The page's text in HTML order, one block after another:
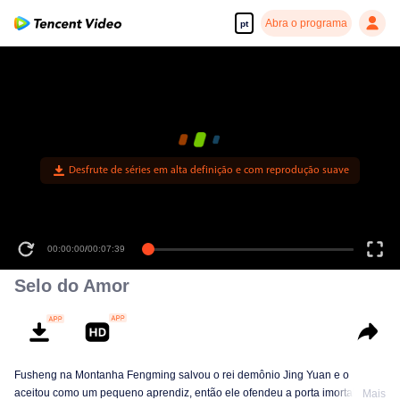
pt Abra o programa
Desfrute de séries em alta definição e com reprodução suave
00:00:00/00:07:39
Selo do Amor
Fusheng na Montanha Fengming salvou o rei demônio Jing Yuan e o
aceitou como um pequeno aprendiz, então ele ofendeu a porta imortal.
Mais